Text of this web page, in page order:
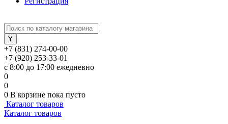
+7 (831) 274-00-00
+7 (920) 253-33-01
с 8:00 до 17:00 ежедневно
0
0
0 В корзине пока пусто
Каталог товаров
Каталог товаров